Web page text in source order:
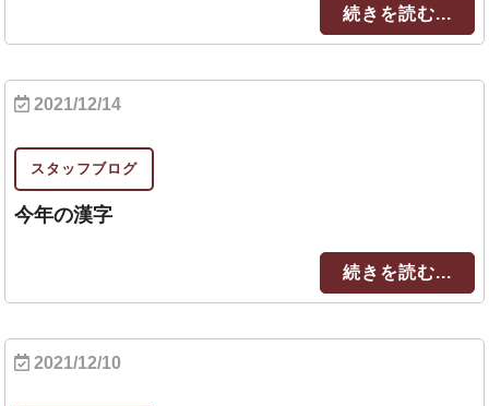
続きを読む...
2021/12/14
スタッフブログ
今年の漢字
続きを読む...
2021/12/10